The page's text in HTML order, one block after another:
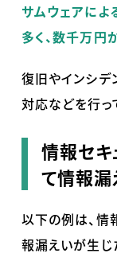
サムウェアに
多く、数千万円
復旧やインシデ
対応などを行っ
情報セキ
て情報
以下の例は、情
報漏えいが生じ